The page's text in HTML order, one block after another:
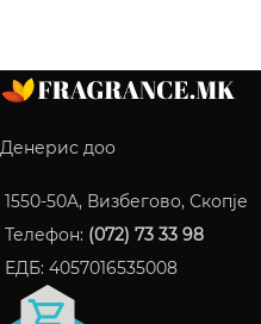
Денерис доо
1550-50A, Визбегово, Скопје
Телефон: (072) 73 33 98
ЕДБ: 4057016535008